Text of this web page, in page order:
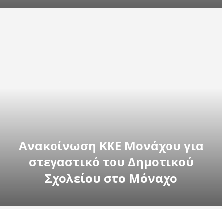
Ανακοίνωση ΚΚΕ Μονάχου για
στεγαστικό του Δημοτικού
Σχολείου στο Μόναχο